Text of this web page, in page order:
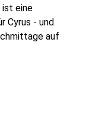
ist eine
Cyrus - und
auf